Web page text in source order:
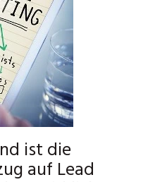
ist die
auf Lead